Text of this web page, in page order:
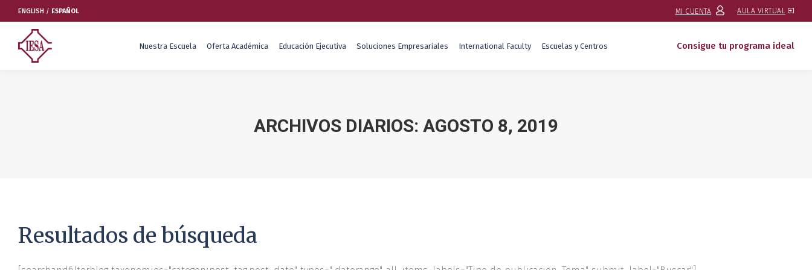
ENGLISH / ESPAÑOL MI CUENTA AULA VIRTUAL
Nuestra Escuela Oferta Académica Educación Ejecutiva Soluciones Empresariales International Faculty Escuelas y Centros Consigue tu programa ideal
Nuestra Escuela
ARCHIVOS DIARIOS: AGOSTO 8, 2019
Resultados de búsqueda